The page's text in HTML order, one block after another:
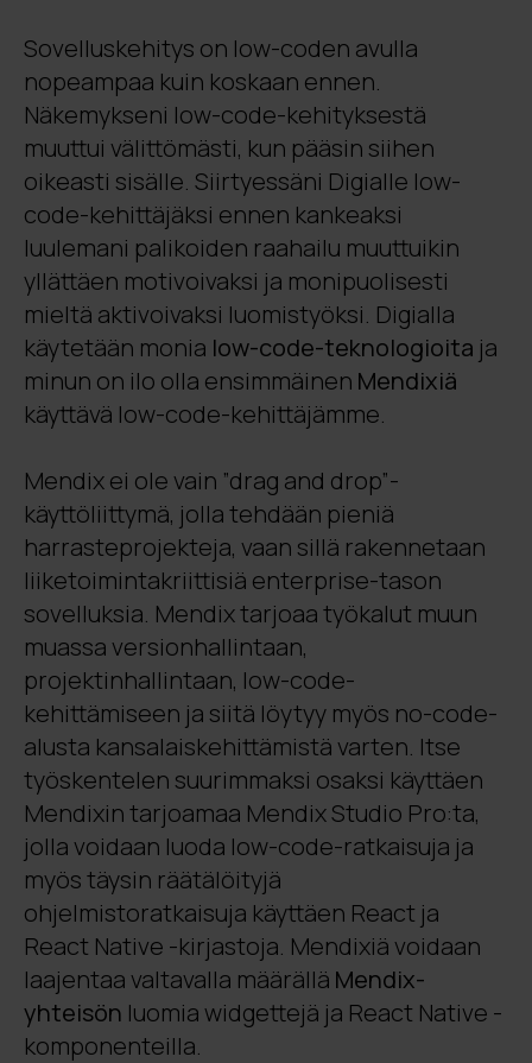
Sovelluskehitys on low-coden avulla
nopeampaa kuin koskaan ennen.
Näkemykseni low-code-kehityksestä
muuttui välittömästi, kun pääsin siihen
oikeasti sisälle. Siirtyessäni Digialle low-
code-kehittäjäksi ennen kankeaksi
luulemani palikoiden raahailu muuttuikin
yllättäen motivoivaksi ja monipuolisesti
mieltä aktivoivaksi luomistyöksi. Digialla
käytetään monia low-code-teknologioita ja
minun on ilo olla ensimmäinen Mendixiä
käyttävä low-code-kehittäjämme.
Mendix ei ole vain ”drag and drop”-
käyttöliittymä, jolla tehdään pieniä
harrasteprojekteja, vaan sillä rakennetaan
liiketoimintakriittisiä enterprise-tason
sovelluksia. Mendix tarjoaa työkalut muun
muassa versionhallintaan,
projektinhallintaan, low-code-
kehittämiseen ja siitä löytyy myös no-code-
alusta kansalaiskehittämistä varten. Itse
työskentelen suurimmaksi osaksi käyttäen
Mendixin tarjoamaa Mendix Studio Pro:ta,
jolla voidaan luoda low-code-ratkaisuja ja
myös täysin räätälöityjä
ohjelmistoratkaisuja käyttäen React ja
React Native -kirjastoja. Mendixiä voidaan
laajentaa valtavalla määrällä Mendix-
yhteisön luomia widgettejä ja React Native -
komponenteilla.